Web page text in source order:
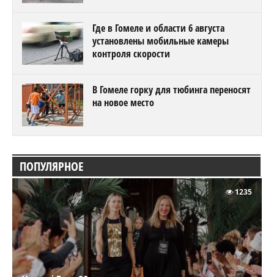
Где в Гомеле и области 6 августа
установлены мобильные камеры
контроля скорости
В Гомеле горку для тюбинга переносят
на новое место
ПОПУЛЯРНОЕ
1235